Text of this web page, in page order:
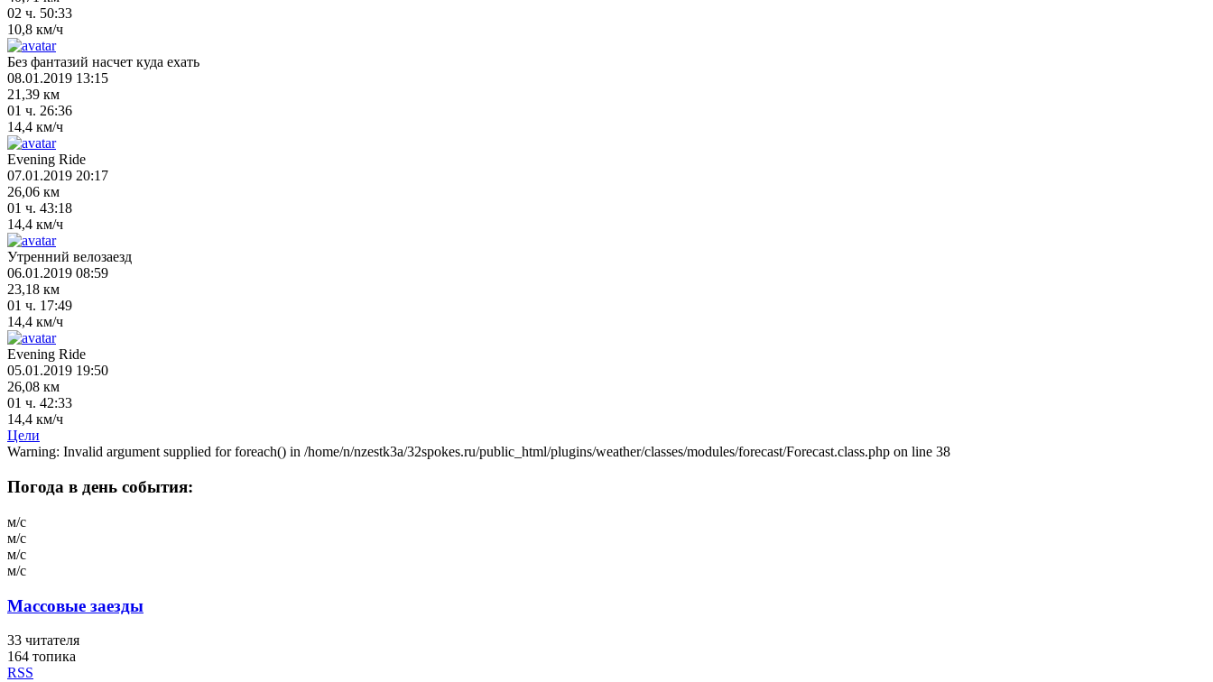
02 ч. 50:33
10,8 км/ч
Без фантазий насчет куда ехать
08.01.2019 13:15
21,39 км
01 ч. 26:36
14,4 км/ч
Evening Ride
07.01.2019 20:17
26,06 км
01 ч. 43:18
14,4 км/ч
Утренний велозаезд
06.01.2019 08:59
23,18 км
01 ч. 17:49
14,4 км/ч
Evening Ride
05.01.2019 19:50
26,08 км
01 ч. 42:33
14,4 км/ч
Цели
Warning: Invalid argument supplied for foreach() in /home/n/nzestk3a/32spokes.ru/public_html/plugins/weather/classes/modules/forecast/Forecast.class.php on line 38
Погода в день события:
м/с
м/с
м/с
м/с
Массовые заезды
33 читателя
164 топика
RSS